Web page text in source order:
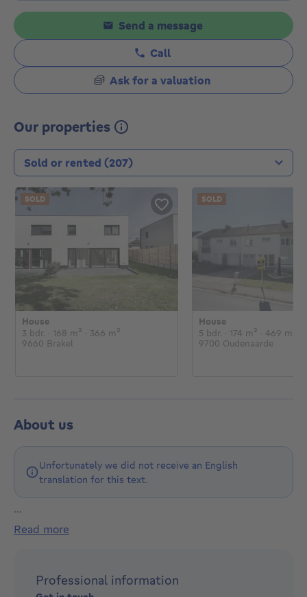
Send a message
Call
Ask for a valuation
Our properties
Transaction type
House
€
3 bdr. 3 bedrooms
· 168 m² square meters
· 366 m²
9660 Brakel
SOLD
House
€
5 bdr. 5 bedrooms
· 174 m² square
· 469 m²
9700 Oudenaarde
SOLD
About us
Unfortunately we did not receive an English
translation for this text.
Vendre sans soucis
de sol, contrôle énergétique, contrôle électrique,…)
...
read more
Professional information